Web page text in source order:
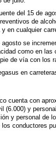
del 15 de
de
en cualquier
se
como en
de vía con los
en
cuenta con
(6.000) y
y personal de
conductores